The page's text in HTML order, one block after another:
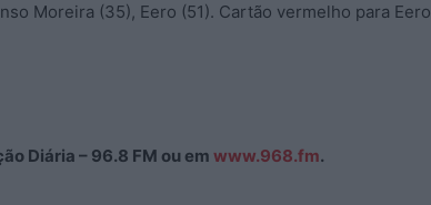
Moreira (35), Eero (51). Cartão vermelho para Eero
Diária – 96.8 FM ou em www.968.fm.